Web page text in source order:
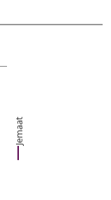
Jemaat